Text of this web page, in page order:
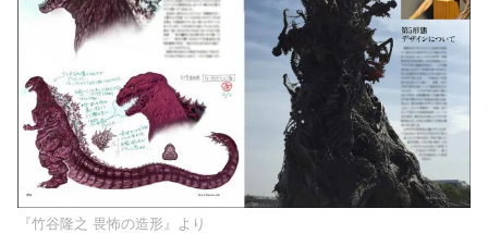
『竹谷隆之 畏怖の造形』より